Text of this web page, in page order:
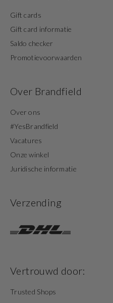
Gift cards
Gift card informatie
Saldo checker
Promotievoorwaarden
Over Brandfield
Over ons
#YesBrandfield
Vacatures
Onze winkel
Juridische informatie
Verzending
Vertrouwd door:
Trusted Shops